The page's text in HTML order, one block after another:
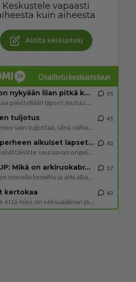
Keskustele vapaasti
kuin aiheesta
Aloita keskustelu
Osallistu keskusteluun
2 km on nykyään liian pitkä koulumatka
Hesarissa päivitellään lapset joutuu nyt kulkemaan 2 km kouluun jösses. Ruostefillarilla tuo matka menee vaikka miten äk
95
tuijotus
Mutta mies vain tuijottaa, siinä vaiheessa käännän itse pään pois. Mikä juttu? Yleensä jos joku tuijottaa tai katsoo, hä
41
Uusioperheen aikuiset lapset tyhjentää jääkaapin käydessään
Miten selvittäisitte seuraavan ongelman, meillä on uusioperhe, minulla teini-ikäiset lapset ja puolisolla aikuiset, jotk
43
GALLUP: Mikä on arkiruokabravuurisi?
Lomat on monella lomailtu ja arki alkaa. Se voi tarkoittaa myös sitä, että grillailut on grillattu ja palataan arjen ruo
17
kertokaa
Miksi se että mies on seksuaalinen ja haluaa seksiä ja te olette hänen mielestänne haluttava on vastenmielistä? Mikä sii
43